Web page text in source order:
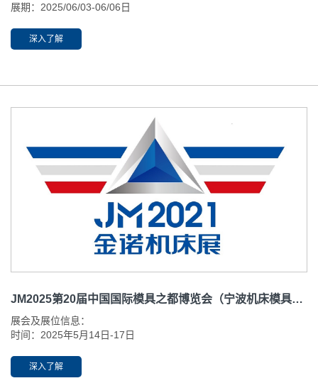
展期：2025/06/03-06/06日
举办地址：波兰波兹南展览中心 Głogowska Street 14,60-748
Poznań, Poland
深入了解
JM2025第20届中国国际模具之都博览会（宁波机床模具展）
展会及展位信息：
时间：2025年5月14日-17日
地点：宁波国际会展中心（鄞州区会展路181号） 展位：3-B05
深入了解